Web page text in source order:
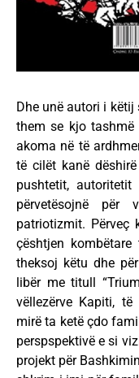
Dhe unë autori i
them se kjo
akoma në të
të cilët kanë
pushtetit,
përvetësojnë për
patriotizmit. Përveç
çështjen
theksoj këtu dhe
libër me titull
vëllezërve Kapiti,
mirë ta ketë çdo
perspspektivë e si
projekt për